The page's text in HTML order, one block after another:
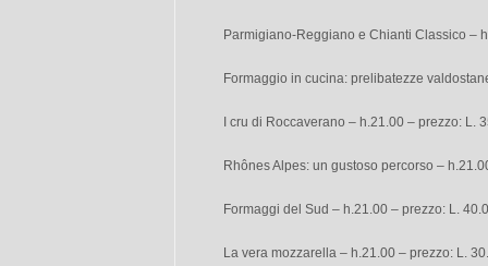
Parmigiano-Reggiano e Chianti Classico –
Formaggio in cucina: prelibatezze
I cru di Roccaverano – h.21.00 – prezzo: L.
Rhônes Alpes: un gustoso percorso –
Formaggi del Sud – h.21.00 – prezzo: L.
La vera mozzarella – h.21.00 – prezzo: L.